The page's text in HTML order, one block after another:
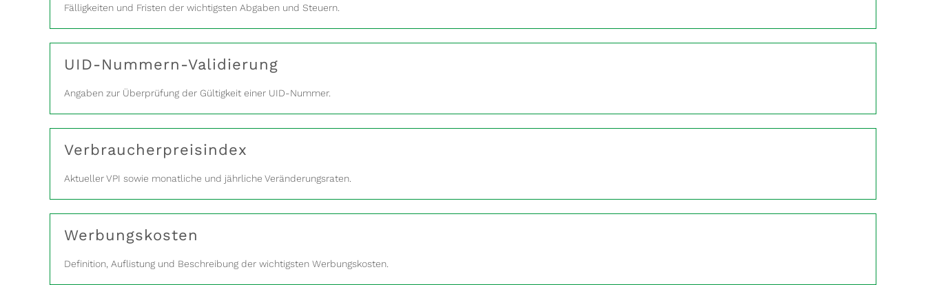
Fälligkeiten und Fristen der wichtigsten Abgaben und Steuern.
UID-Nummern-Validierung
Angaben zur Überprüfung der Gültigkeit einer UID-Nummer.
Verbraucherpreisindex
Aktueller VPI sowie monatliche und jährliche Veränderungsraten.
Werbungskosten
Definition, Auflistung und Beschreibung der wichtigsten Werbungskosten.